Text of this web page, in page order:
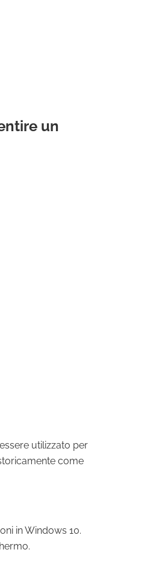
un
utilizzato per
come
in Windows 10.